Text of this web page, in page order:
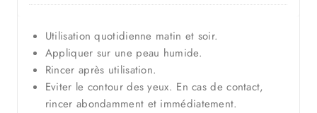
Utilisation quotidienne matin et soir.
Appliquer sur une peau humide.
Rincer après utilisation.
Eviter le contour des yeux. En cas de contact,
rincer abondamment et immédiatement.